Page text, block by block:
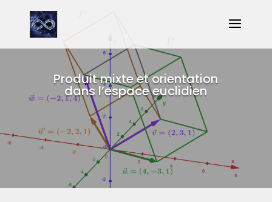
Produit mixte et orientation
dans l’espace euclidien